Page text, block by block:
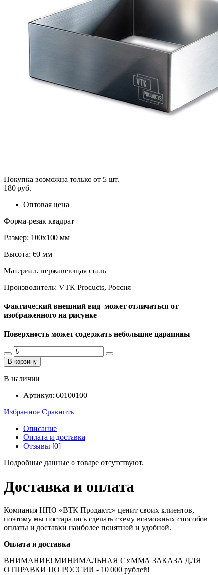
Покупка возможна только от 5 шт.
180 руб.
Оптовая цена
Форма-резак квадрат
Размер: 100х100 мм
Высота: 60 мм
Материал: нержавеющая сталь
Производитель: VTK Products, Россия
Фактический внешний вид может отличаться от
изображенного на рисунке
Поверхность может содержать небольшие царапины
В корзину
В наличии
Артикул: 60100100
Избранное Сравнить
Описание
Оплата и доставка
Отзывы [0]
Подробные данные о товаре отсутствуют.
Доставка и оплата
Компания НПО «ВТК Продактс» ценит своих клиентов,
поэтому мы постарались сделать схему возможных способов
оплаты и доставки наиболее понятной и удобной.
Оплата и доставка
ВНИМАНИЕ! МИНИМАЛЬНАЯ СУММА ЗАКАЗА ДЛЯ
ОТПРАВКИ ПО РОССИИ - 10 000 рублей!